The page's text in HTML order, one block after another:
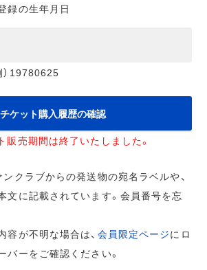
録の生年月日
19780625
チケット購入履歴の確認
売期間は終了いたしました。
クラブからの発送物の宛名ラベルや、
文に記載されています。会員番号を忘
が不明な場合は、 会員限定ページにロ
バーをご確認ください。